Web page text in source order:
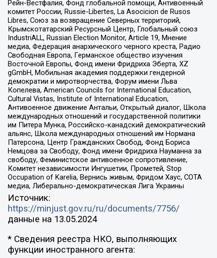
Рейн-Вестфалия, Фонд глобальной помощи, Антивоенный
комитет России, Russie-Libertes, La Asocicion de Rusos
Libres, Союз за возвращение Северных территорий,
Крымскотатарский Ресурсный Центр, Глобальный союз
IndustriALL, Russian Election Monitor, Article 19, Мнение
медиа, Федерация анархического черного креста, Радио
Свободная Европа, Германское общество изучения
Восточной Европы, Фонд имени Фридриха Эберта, XZ
gGmbH, Мобильная академия поддержки гендерной
демократии и миротворчества, Форум имени Льва
Копелева, American Councils for International Education,
Cultural Vistas, Institute of International Education,
Антивоенное движение Антальи, Открытый диалог, Школа
международных отношений и государственной политики
им Питера Мунка, Российско-канадский демократический
альянс, Школа международных отношений им Нормана
Патерсона, Центр Гражданских Свобод, Фонд Бориса
Немцова за Свободу, Фонд имени Фридриха Науманна за
свободу, Феминистское антивоенное сопротивление,
Комитет независимости Ингушетии, Прометей, Stop
Occupation of Karelia, Вернись живым, Фридом Хаус, СОТА
медиа, Либерально-демократическая Лига Украины
Источник:
https://minjust.gov.ru/ru/documents/7756/
данные на 13.05.2024
* Сведения реестра НКО, выполняющих
функции иностранного агента: